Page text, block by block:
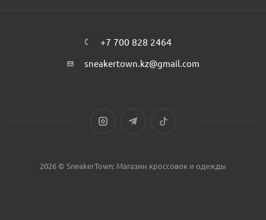
+7 700 828 2464
sneakertown.kz@gmail.com
2026 © SneakerTown: Магазин кроссовок и одежды